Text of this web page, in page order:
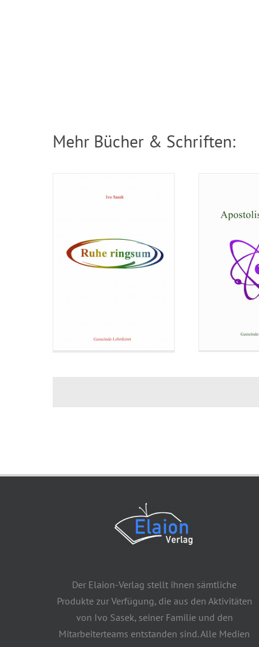
Mehr Bücher & Schriften:
Der Elaion-Verlag stellt ihnen sämtliche
Produkte zur Verfügung, die aus den Aktivitäten
von Ivo Sasek, seiner Familie und den
Mitarbeiterteams entstanden sind. Alle Medien